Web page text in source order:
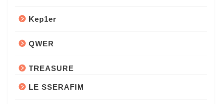
Kep1er
QWER
TREASURE
LE SSERAFIM